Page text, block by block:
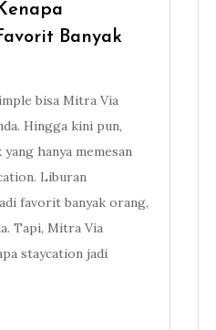
Banyak
bisa Mitra Via
Hingga kini pun,
hanya memesan
Liburan
favorit banyak orang,
Tapi, Mitra Via
staycation jadi